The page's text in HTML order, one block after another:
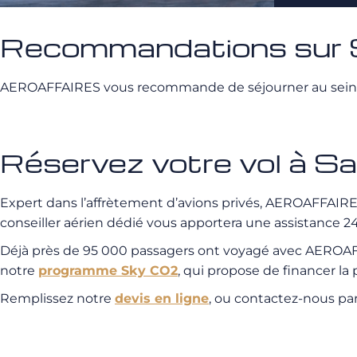
Recommandations
AEROAFFAIRES vous recommande de séjourner au
Réservez votre vol à
Expert dans l’affrètement d’avions privés,
conseiller aérien dédié vous apportera une assistance
Déjà près de 95 000 passagers ont voyagé avec
notre programme Sky CO2, qui propose de financer la
Remplissez notre devis en ligne, ou contactez-nous